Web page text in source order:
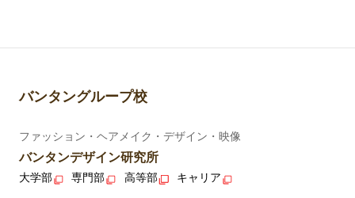
バンタングループ校
ファッション・ヘアメイク・デザイン・映像
バンタンデザイン研究所
大学部 専門部 高等部 キャリア